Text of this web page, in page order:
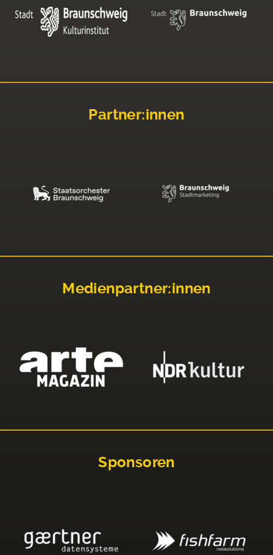
Partner:innen
Medienpartner:innen
Sponsoren